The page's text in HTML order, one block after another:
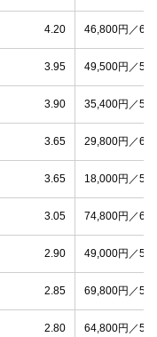
4.20 46,800円／6
3.95 49,500円／5
3.90 35,400円／5
3.65 29,800円／6
3.65 18,000円／5
3.05 74,800円／6
2.90 49,000円／5
2.85 69,800円／5
2.80 64,800円／5